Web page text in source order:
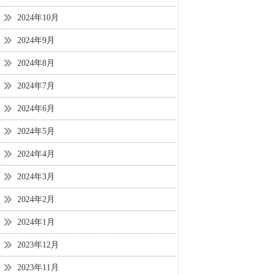
2024年10月
2024年9月
2024年8月
2024年7月
2024年6月
2024年5月
2024年4月
2024年3月
2024年2月
2024年1月
2023年12月
2023年11月